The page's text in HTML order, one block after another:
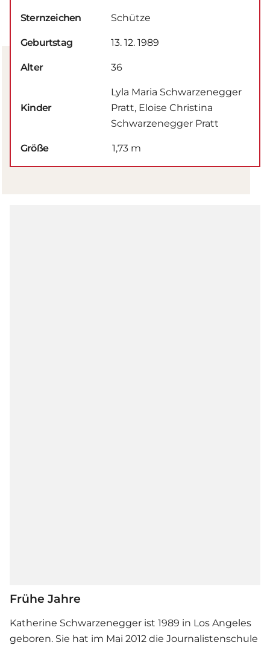
Sternzeichen Schütze
Geburtstag 13. 12. 1989
Alter 36
Kinder
Lyla Maria Schwarzenegger
Pratt, Eloise Christina
Schwarzenegger Pratt
Größe 1,73 m
Frühe Jahre
Katherine Schwarzenegger ist 1989 in Los Angeles
geboren. Sie hat im Mai 2012 die Journalistenschule